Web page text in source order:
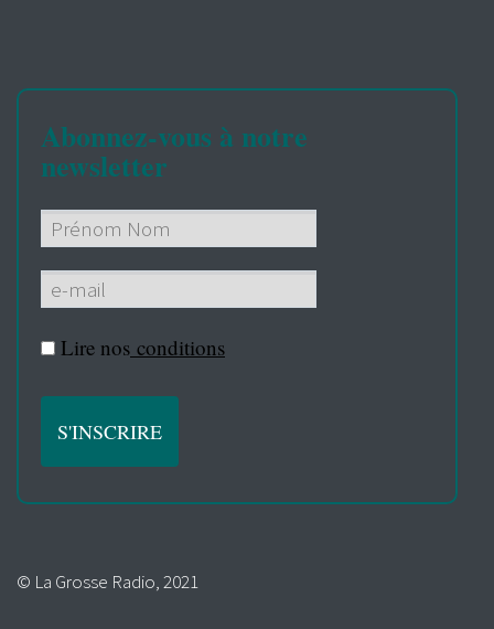
Abonnez-vous à notre
newsletter
Lire nos conditions
© La Grosse Radio, 2021